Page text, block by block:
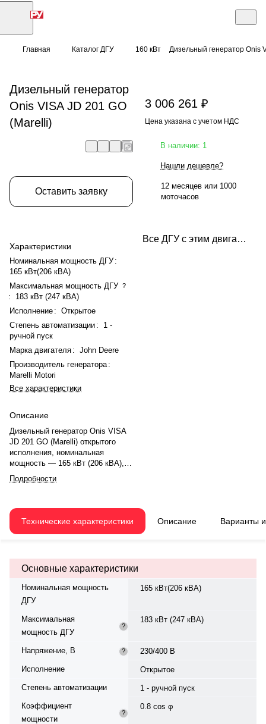
Главная Каталог ДГУ 160 кВт Дизельный генератор Onis
Дизельный генератор
Onis VISA JD 201 GO
(Marelli)
Оставить заявку
Характеристики
Номинальная мощность ДГУ :
165 кВт(206 кВА)
Максимальная мощность ДГУ ?
:
183 кВт (247 кВА)
Исполнение : Открытое
Степень автоматизации :
1 -
ручной пуск
Марка двигателя : John Deere
Производитель генератора :
Marelli Motori
Все характеристики
Описание
Дизельный генератор Onis VISA
JD 201 GO (Marelli) открытого
исполнения, номинальная
мощность — 165 кВт (206 кВА),
максимальная — 183 кВт (247
кВА). Двигатель John Deere
механическим регулятором
оборотов. Система охлаждения
синхронный, трёхфазный, 230/400
В, 50 Гц. Производитель
Топливо — дизель, объем бака —
360 л. Расход топлива при 75%
автономной работы при 75%
мощности — 12 ч. Степень
габариты: 3010×1140×1840 мм.
Страна происхождения —
или 1000 моточасов.
Подробности
3 006 261 ₽
Цена указана с учетом НДС
В наличии: 1
Нашли дешевле?
12 месяцев или 1000
моточасов
Все ДГУ с этим двигателем
Технические характеристики Описание Варианты
Основные характеристики
Номинальная мощность
ДГУ
165 кВт(206 кВА)
Максимальная
мощность ДГУ
?
183 кВт (247 кВА)
Напряжение, В ?
230/400 В
Исполнение
Открытое
Степень автоматизации
1 - ручной пуск
Коэффициент
мощности
?
0.8 cos φ